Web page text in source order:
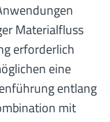
Materialfluss
erforderlich
eine
entlang
mit